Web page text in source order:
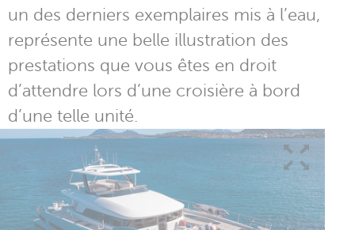
un des derniers exemplaires mis à l’eau,
représente une belle illustration des
prestations que vous êtes en droit
d’attendre lors d’une croisière à bord
d’une telle unité.